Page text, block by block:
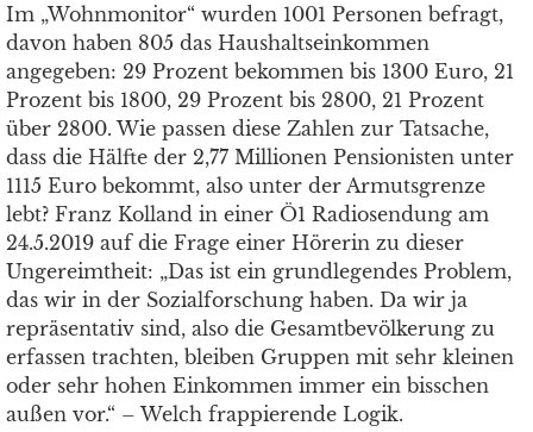
Im „Wohnmonitor“ wurden 1001 Personen befragt,
davon haben 805 das Haushaltseinkommen
angegeben: 29 Prozent bekommen bis 1300 Euro, 21
Prozent bis 1800, 29 Prozent bis 2800, 21 Prozent
über 2800. Wie passen diese Zahlen zur Tatsache,
dass die Hälfte der 2,77 Millionen Pensionisten unter
1115 Euro bekommt, also unter der Armutsgrenze
lebt? Franz Kolland in einer Ö1 Radiosendung am
24.5.2019 auf die Frage einer Hörerin zu dieser
Ungereimtheit: „Das ist ein grundlegendes Problem,
das wir in der Sozialforschung haben. Da wir ja
repräsentativ sind, also die Gesamtbevölkerung zu
erfassen trachten, bleiben Gruppen mit sehr kleinen
oder sehr hohen Einkommen immer ein bisschen
außen vor.“ – Welch frappierende Logik.